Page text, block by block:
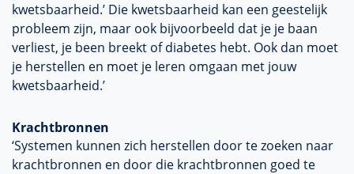
kwetsbaarheid.’ Die kwetsbaarheid kan een geestelijk
probleem zijn, maar ook bijvoorbeeld dat je je baan
verliest, je been breekt of diabetes hebt. Ook dan moet
je herstellen en moet je leren omgaan met jouw
kwetsbaarheid.’
Krachtbronnen
‘Systemen kunnen zich herstellen door te zoeken naar
krachtbronnen en door die krachtbronnen goed te